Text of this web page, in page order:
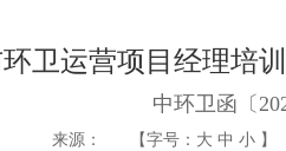
卫运营项目经理培
中环卫函〔
来源： 【字号： 大 中 小 】